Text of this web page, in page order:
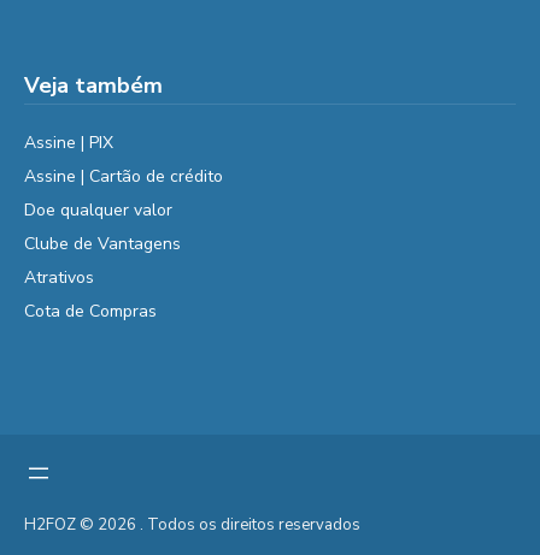
Veja também
Assine | PIX
Assine | Cartão de crédito
Doe qualquer valor
Clube de Vantagens
Atrativos
Cota de Compras
H2FOZ © 2026 . Todos os direitos reservados